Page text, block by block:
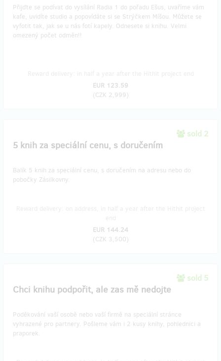
Přijďte se podívat do vysílání Radia 1 do pořadu Ešus, uvaříme vám
kafe, uvidíte studio a popovídáte si se Strýčkem Míšou. Můžete se
vyfotit tak, jak se u nás fotí kapely. Odnesete si knihu. Velmi
omezený počet odměn!!
EUR 123.59
(CZK 2,999)
sold 2
5 knih za speciální cenu, s doručením
Balík 5 knih za speciální cenu, s doručením na adresu nebo do
pobočky Zásilkovny.
EUR 144.24
(CZK 3,500)
sold 5
Chci knihu podpořit, ale zas mě nedojte
Poděkování vaší osobě nebo vaší firmě na speciální stránce
vyhrazené pro partnery. Pošleme vám i 2 kusy knihy, pohlednici a
praporek.